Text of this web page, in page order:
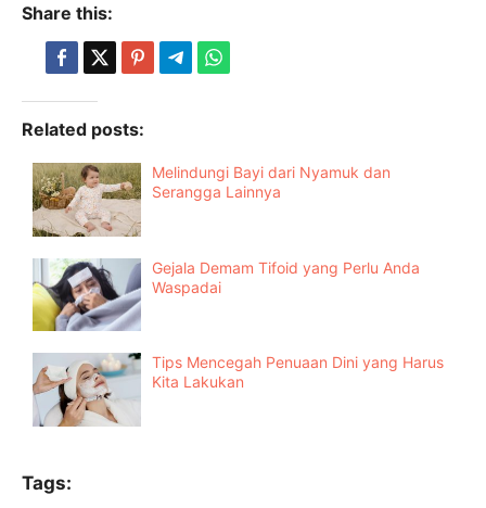
Share this:
Related posts:
Melindungi Bayi dari Nyamuk dan
Serangga Lainnya
Gejala Demam Tifoid yang Perlu Anda
Waspadai
Tips Mencegah Penuaan Dini yang Harus
Kita Lakukan
Tags: